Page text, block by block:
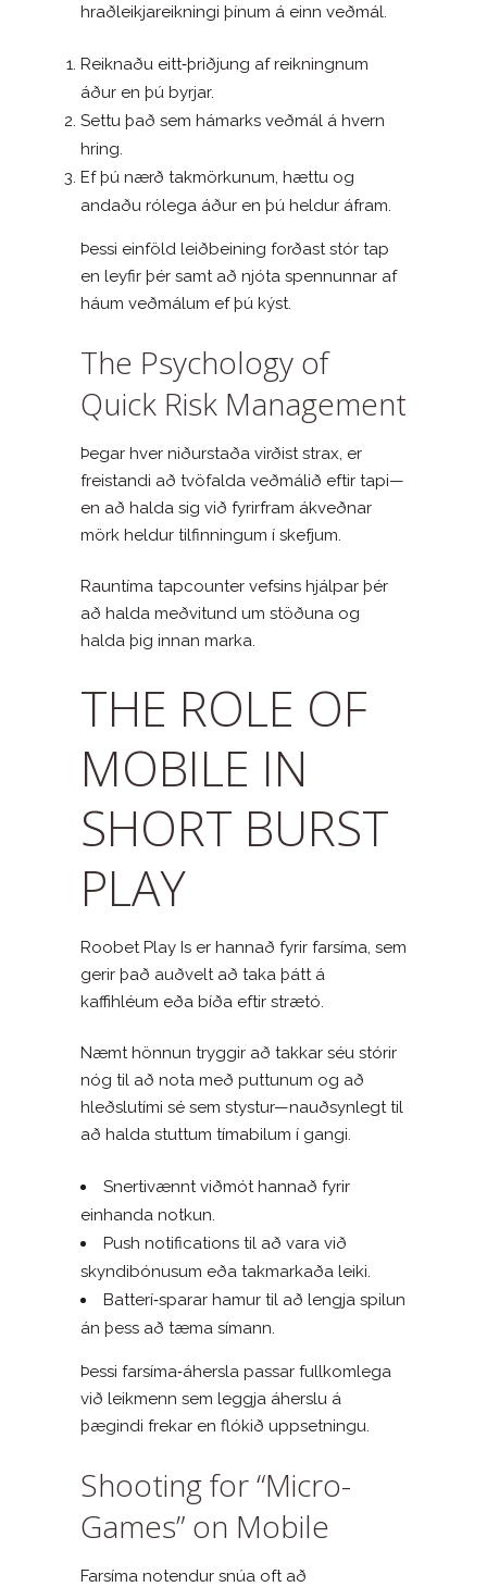
hraðleikjareikningi þínum á einn veðmál.
Reiknaðu eitt‑þriðjung af reikningnum
áður en þú byrjar.
Settu það sem hámarks veðmál á hvern
hring.
Ef þú nærð takmörkunum, hættu og
andaðu rólega áður en þú heldur áfram.
Þessi einföld leiðbeining forðast stór tap
en leyfir þér samt að njóta spennunnar af
háum veðmálum ef þú kýst.
The Psychology of
Quick Risk Management
Þegar hver niðurstaða virðist strax, er
freistandi að tvöfalda veðmálið eftir tapi—
en að halda sig við fyrirfram ákveðnar
mörk heldur tilfinningum í skefjum.
Rauntíma tapcounter vefsins hjálpar þér
að halda meðvitund um stöðuna og
halda þig innan marka.
THE ROLE OF
MOBILE IN
SHORT BURST
PLAY
Roobet Play Is er hannað fyrir farsíma, sem
gerir það auðvelt að taka þátt á
kaffihléum eða bíða eftir strætó.
Næmt hönnun tryggir að takkar séu stórir
nóg til að nota með puttunum og að
hleðslutími sé sem stystur—nauðsynlegt til
að halda stuttum tímabilum í gangi.
Snertivænnt viðmót hannað fyrir
einhanda notkun.
Push notifications til að vara við
skyndibónusum eða takmarkaða leiki.
Batterí‑sparar hamur til að lengja spilun
án þess að tæma símann.
Þessi farsíma‑áhersla passar fullkomlega
við leikmenn sem leggja áherslu á
þægindi frekar en flókið uppsetningu.
Shooting for “Micro-
Games” on Mobile
Farsíma notendur snúa oft að